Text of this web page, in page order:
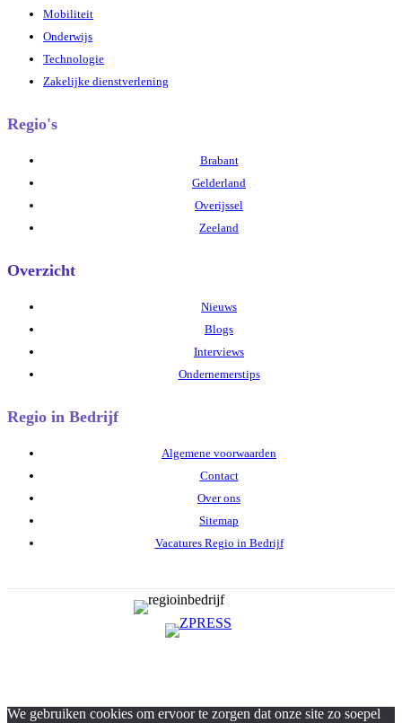
Mobiliteit
Onderwijs
Technologie
Zakelijke dienstverlening
Regio's
Brabant
Gelderland
Overijssel
Zeeland
Overzicht
Nieuws
Blogs
Interviews
Ondernemerstips
Regio in Bedrijf
Algemene voorwaarden
Contact
Over ons
Sitemap
Vacatures Regio in Bedrijf
We gebruiken cookies om ervoor te zorgen dat onze site zo soepel